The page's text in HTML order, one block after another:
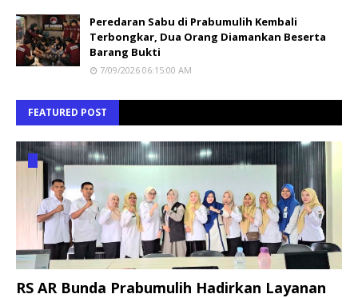
Peredaran Sabu di Prabumulih Kembali
Terbongkar, Dua Orang Diamankan Beserta
Barang Bukti
7/09/2026 06:15:00 AM
FEATURED POST
RS AR Bunda Prabumulih Hadirkan Layanan